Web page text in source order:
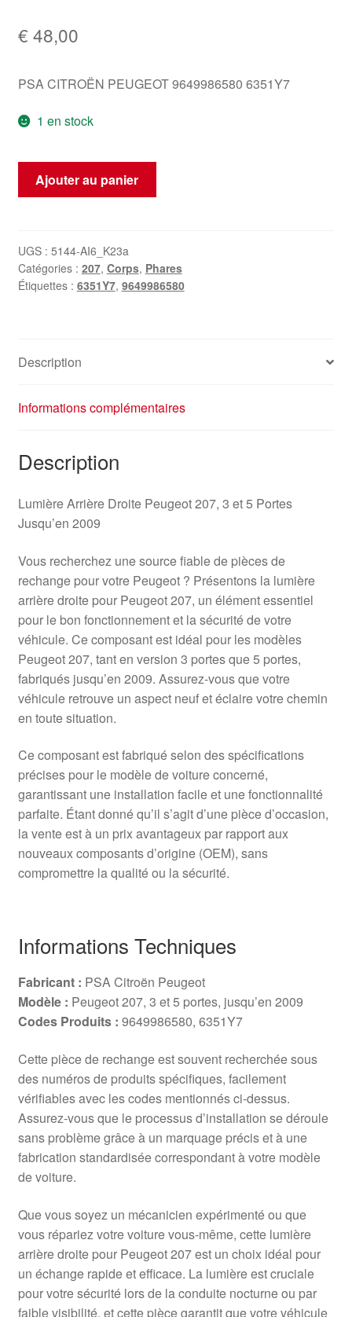
€ 48,00
PSA CITROËN PEUGEOT 9649986580 6351Y7
1 en stock
quantité
Droit
Peugeot
207
Ajouter au panier
UGS : 5144-AI6_K23a
Catégories : 207, Corps, Phares
Étiquettes : 6351Y7, 9649986580
Description
Informations complémentaires
Description
Lumière Arrière Droite Peugeot 207, 3 et 5 Portes
Jusqu’en 2009
Vous recherchez une source fiable de pièces de
rechange pour votre Peugeot ? Présentons la lumière
arrière droite pour Peugeot 207, un élément essentiel
pour le bon fonctionnement et la sécurité de votre
véhicule. Ce composant est idéal pour les modèles
Peugeot 207, tant en version 3 portes que 5 portes,
fabriqués jusqu’en 2009. Assurez-vous que votre
véhicule retrouve un aspect neuf et éclaire votre chemin
en toute situation.
Ce composant est fabriqué selon des spécifications
précises pour le modèle de voiture concerné,
garantissant une installation facile et une fonctionnalité
parfaite. Étant donné qu’il s’agit d’une pièce d’occasion,
la vente est à un prix avantageux par rapport aux
nouveaux composants d’origine (OEM), sans
compromettre la qualité ou la sécurité.
Informations Techniques
Fabricant : PSA Citroën Peugeot
Modèle : Peugeot 207, 3 et 5 portes, jusqu’en 2009
Codes Produits : 9649986580, 6351Y7
Cette pièce de rechange est souvent recherchée sous
des numéros de produits spécifiques, facilement
vérifiables avec les codes mentionnés ci-dessus.
Assurez-vous que le processus d’installation se déroule
sans problème grâce à un marquage précis et à une
fabrication standardisée correspondant à votre modèle
de voiture.
Que vous soyez un mécanicien expérimenté ou que
vous répariez votre voiture vous-même, cette lumière
arrière droite pour Peugeot 207 est un choix idéal pour
un échange rapide et efficace. La lumière est cruciale
pour votre sécurité lors de la conduite nocturne ou par
faible visibilité, et cette pièce garantit que votre véhicule